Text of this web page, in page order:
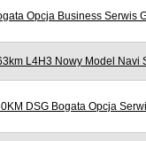
Opcja Business Serwis
L4H3 Nowy Model Navi
DSG Bogata Opcja